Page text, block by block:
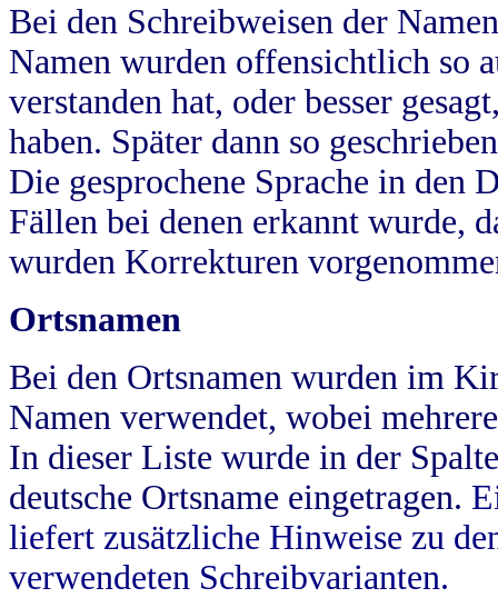
Bei den Schreibweisen der
Namen wurden offensichtlich so
verstanden hat, oder besser
haben. Später dann so
Die gesprochene Sprache in
Fällen bei denen erkannt wurde,
wurden Korrekturen
Ortsnamen
Bei den Ortsnamen wurden im
Namen verwendet, wobei
In dieser Liste wurde in der
deutsche Ortsname eingetragen.
liefert zusätzliche Hinweise zu
verwendeten Schreibvarianten.